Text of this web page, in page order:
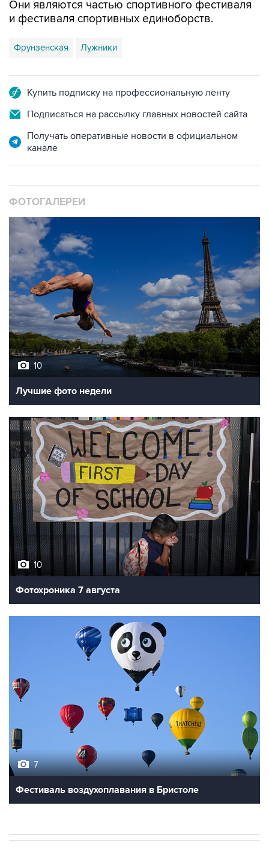
Они являются частью спортивного фестиваля
и фестиваля спортивных единоборств.
Фрунзенская Лужники
Купить подписку на профессиональную ленту
Подписаться на рассылку главных новостей сайта
Получать оперативные новости в официальном
канале
ФОТОГАЛЕРЕИ
10
Лучшие фото недели
10
Фотохроника 7 августа
7
Фестиваль воздухоплавания в Бристоле